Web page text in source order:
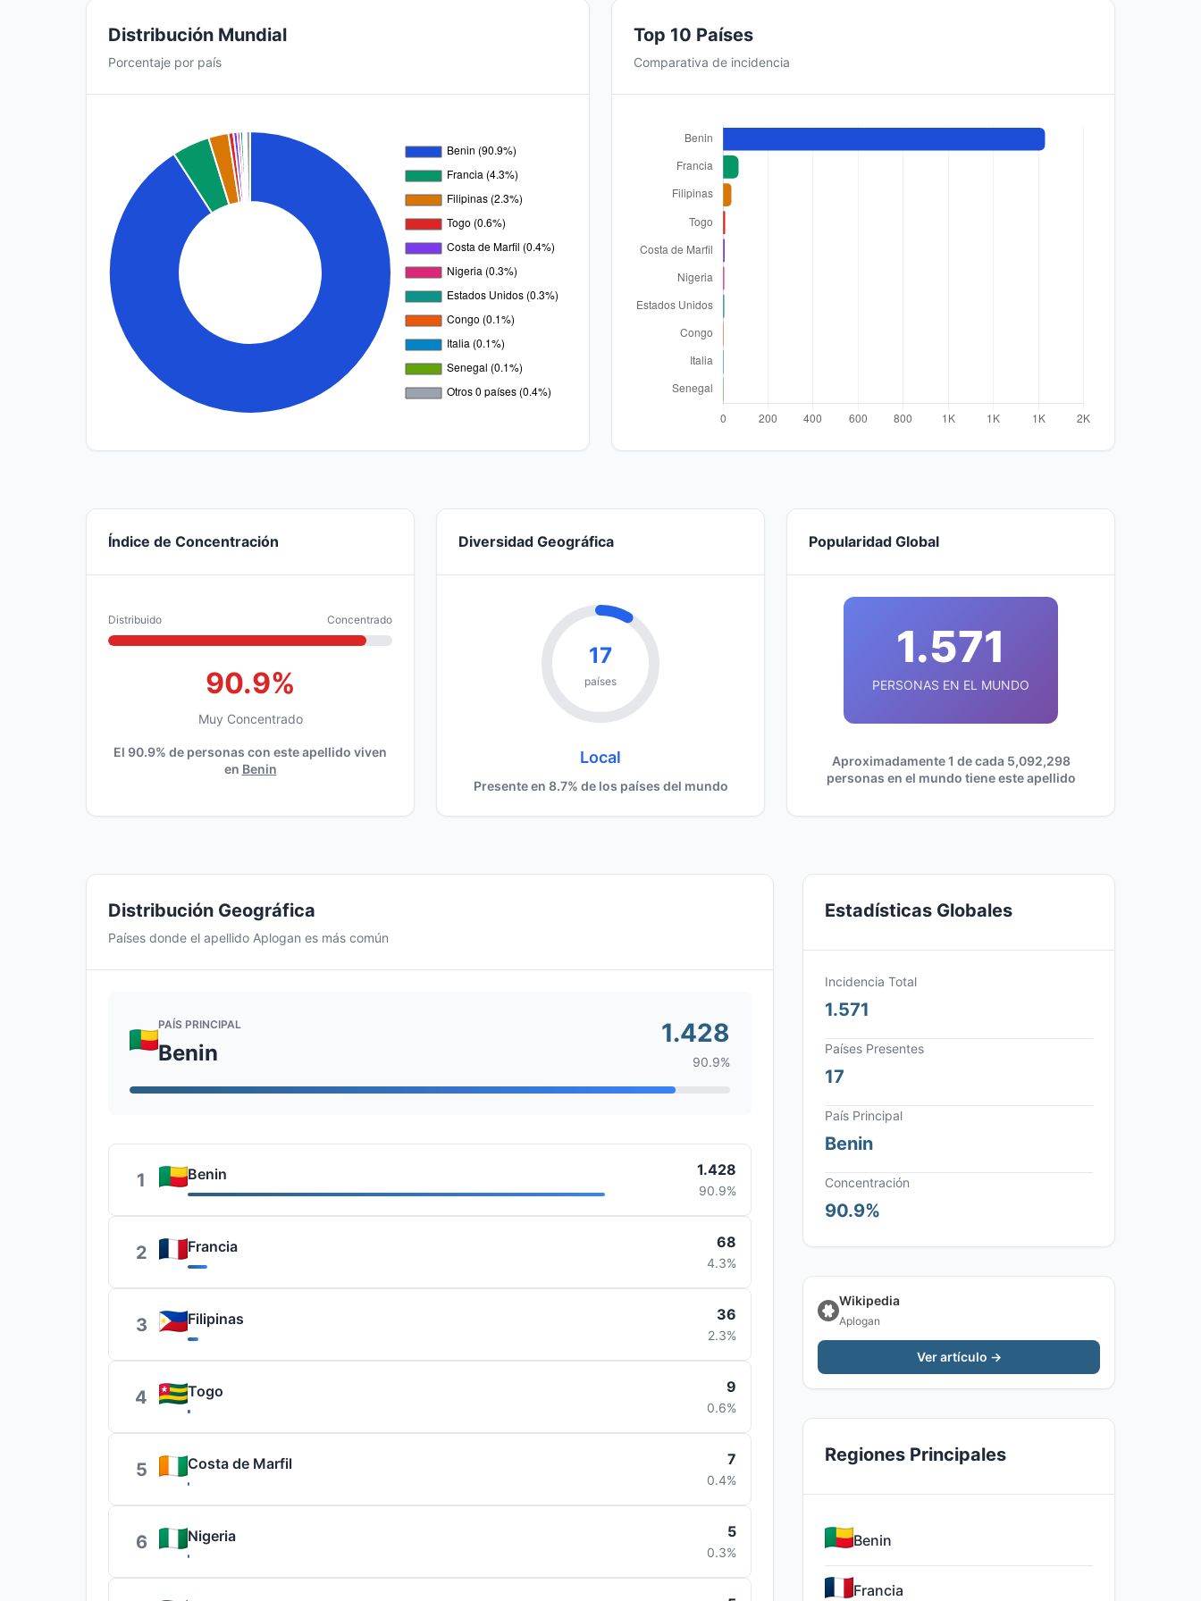
Distribución Mundial
Porcentaje por país
Top 10 Países
Comparativa de incidencia
Índice de Concentración
Distribuido Concentrado
90.9%
Muy Concentrado
El 90.9% de personas con este apellido viven
en Benin
Diversidad Geográfica
17
países
Local
Presente en 8.7% de los países del mundo
Popularidad Global
1.571
PERSONAS EN EL MUNDO
Aproximadamente 1 de cada 5,092,298
personas en el mundo tiene este apellido
Distribución Geográfica
Países donde el apellido Aplogan es más común
PAÍS PRINCIPAL
Benin
1.428
90.9%
1 Benin 1.428
90.9%
2 Francia 68
4.3%
3 Filipinas 36
2.3%
4 Togo 9
0.6%
5 Costa de Marfil 7
0.4%
6 Nigeria 5
0.3%
Estadísticas Globales
Incidencia Total
1.571
Países Presentes
17
País Principal
Benin
Concentración
90.9%
Wikipedia
Aplogan
Ver artículo →
Regiones Principales
Benin
Francia